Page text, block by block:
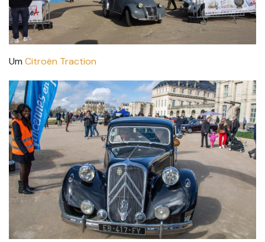
Um Citroën Traction